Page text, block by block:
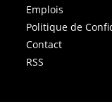
Emplois
Politique de
Contact
RSS